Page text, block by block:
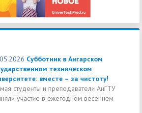
Субботник в Ангарском
техническом
вместе – за чистоту!
студенты и преподаватели АнГТУ
участие в ежегодном весеннем